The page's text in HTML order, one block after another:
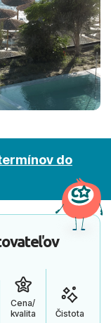
do
Cena/
kvalita
Čistota